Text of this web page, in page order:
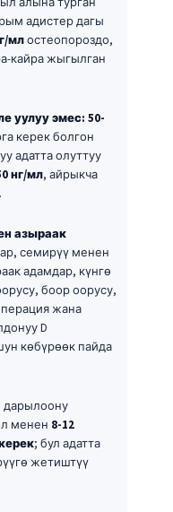
адистер дагы
млостеопороздо,
кайра жыгылган
уулуу эмес: 50-
керек болгон
адатта олуттуу
нг/мл, айрыкча
азыраак
семирүү менен
адамдар, күнгө
боор оорусу,
жана
D
көбүрөөк пайда
дарылоону
менен 8-12
; бул адатта
жетиштүү